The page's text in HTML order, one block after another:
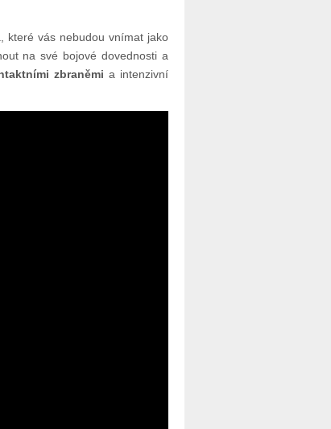
které vás nebudou vnímat jako
na své bojové dovednosti a
zbraněmi a intenzivní